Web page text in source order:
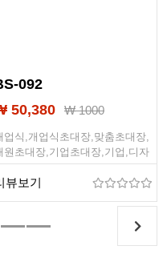
090
50,380
₩ 1000
업식,개업식초대장,맞춤초대장,
원초대장,기업초대장,기업,디자
초대장,심플디자인,심플디자인
대장
뷰보기